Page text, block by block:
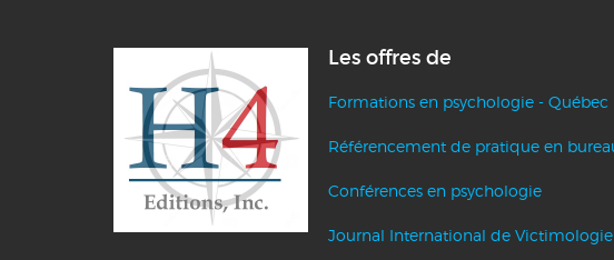
Les offres de
Formations en psychologie - Québec
Référencement de pratique en
Conférences en psychologie
Journal International de Victimologie